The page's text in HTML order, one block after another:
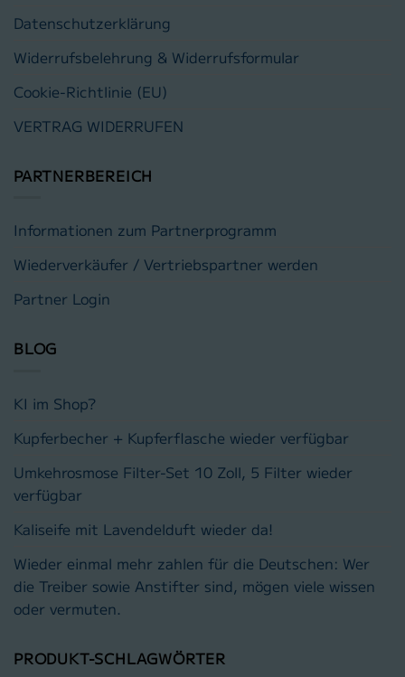
Datenschutzerklärung
Widerrufsbelehrung & Widerrufsformular
Cookie-Richtlinie (EU)
VERTRAG WIDERRUFEN
PARTNERBEREICH
Informationen zum Partnerprogramm
Wiederverkäufer / Vertriebspartner werden
Partner Login
BLOG
KI im Shop?
Kupferbecher + Kupferflasche wieder verfügbar
Umkehrosmose Filter-Set 10 Zoll, 5 Filter wieder
verfügbar
Kaliseife mit Lavendelduft wieder da!
Wieder einmal mehr zahlen für die Deutschen: Wer
die Treiber sowie Anstifter sind, mögen viele wissen
oder vermuten.
PRODUKT-SCHLAGWÖRTER